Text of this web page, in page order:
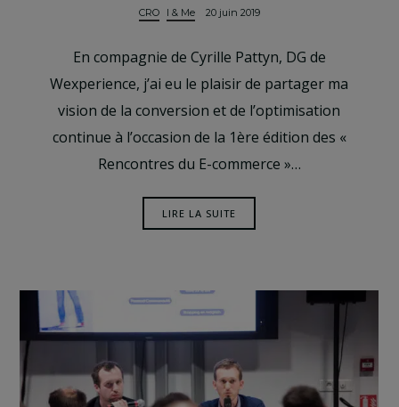
CRO I & Me 20 juin 2019
En compagnie de Cyrille Pattyn, DG de
Wexperience, j’ai eu le plaisir de partager ma
vision de la conversion et de l’optimisation
continue à l’occasion de la 1ère édition des «
Rencontres du E-commerce »…
LIRE LA SUITE